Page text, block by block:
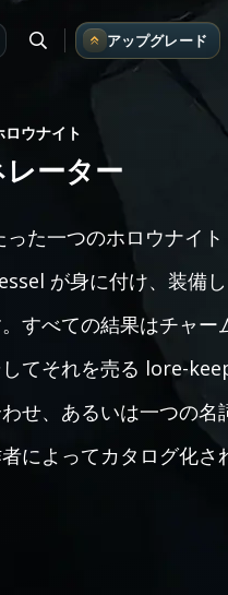
アップグレード
ロウナイト
ーター
た一つのホロウナイ
が身に付け、装備
すべての結果はチャー
てそれを売る lore-
せ、あるいは一つの名
によってカタログ化さ